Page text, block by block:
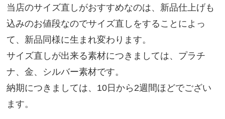
当店のサイズ直しがおすすめなのは、新品仕上げも
込みのお値段なのでサイズ直しをすることによっ
て、新品同様に生まれ変わります。
サイズ直しが出来る素材につきましては、プラチ
ナ、金、シルバー素材です。
納期につきましては、10日から2週間ほどでござい
ます。